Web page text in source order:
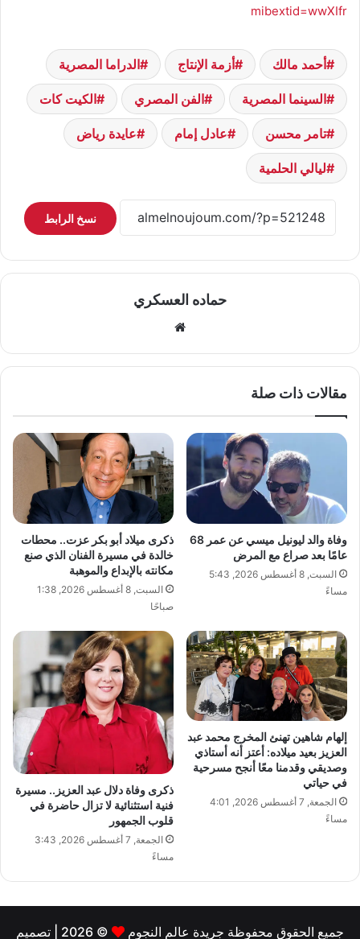
mibextid=wwXIfr
أحمد مالك أزمة الإنتاج الدراما المصرية
السينما المصرية الفن المصري الكيت كات
تامر محسن عادل إمام عايدة رياض
ليالي الحلمية
نسخ الرابط
حماده العسكري
مقالات ذات صلة
وفاة والد ليونيل ميسي عن عمر 68
عامًا بعد صراع مع المرض
السبت, 8 أغسطس 2026, 5:43
مساءً
ذكرى ميلاد أبو بكر عزت.. محطات
خالدة في مسيرة الفنان الذي صنع
مكانته بالإبداع والموهبة
السبت, 8 أغسطس 2026, 1:38
صباحًا
إلهام شاهين تهنئ المخرج محمد عبد
العزيز بعيد ميلاده: أعتز أنه أستاذي
وصديقي وقدمنا معًا أنجح مسرحية
في حياتي
الجمعة, 7 أغسطس 2026, 4:01
مساءً
ذكرى وفاة دلال عبد العزيز.. مسيرة
فنية استثنائية لا تزال حاضرة في
قلوب الجمهور
الجمعة, 7 أغسطس 2026, 3:43
مساءً
جميع الحقوق محفوظة جريدة عالم النجوم © 2026 | تصميم